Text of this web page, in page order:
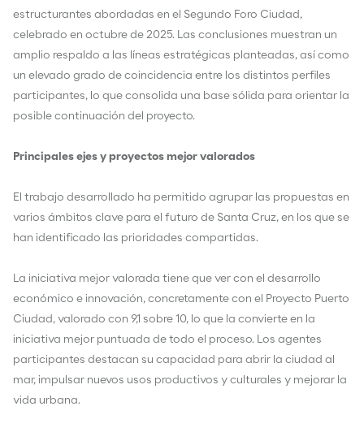
estructurantes abordadas en el Segundo Foro Ciudad,
celebrado en octubre de 2025. Las conclusiones muestran un
amplio respaldo a las líneas estratégicas planteadas, así como
un elevado grado de coincidencia entre los distintos perfiles
participantes, lo que consolida una base sólida para orientar la
posible continuación del proyecto.
Principales ejes y proyectos mejor valorados
El trabajo desarrollado ha permitido agrupar las propuestas en
varios ámbitos clave para el futuro de Santa Cruz, en los que se
han identificado las prioridades compartidas.
La iniciativa mejor valorada tiene que ver con el desarrollo
económico e innovación, concretamente con el Proyecto Puerto
Ciudad, valorado con 9,1 sobre 10, lo que la convierte en la
iniciativa mejor puntuada de todo el proceso. Los agentes
participantes destacan su capacidad para abrir la ciudad al
mar, impulsar nuevos usos productivos y culturales y mejorar la
vida urbana.